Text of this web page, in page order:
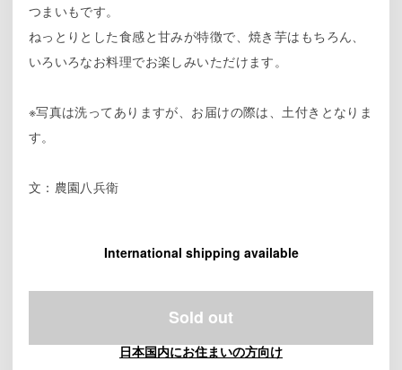
つまいもです。
ねっとりとした食感と甘みが特徴で、焼き芋はもちろん、
いろいろなお料理でお楽しみいただけます。
※写真は洗ってありますが、お届けの際は、土付きとなりま
す。
文：農園八兵衛
International shipping available
Sold out
日本国内にお住まいの方向け